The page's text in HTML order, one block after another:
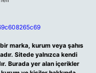
marka, kurum veya şahıs
Sitede yalnızca kendi
Burada yer alan içerikler